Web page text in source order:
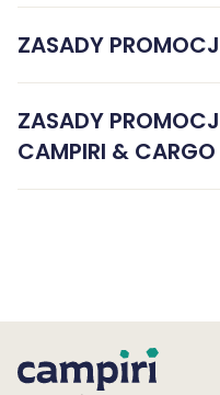
ZASADY
ZASADY
CAMPIRI & CARGO